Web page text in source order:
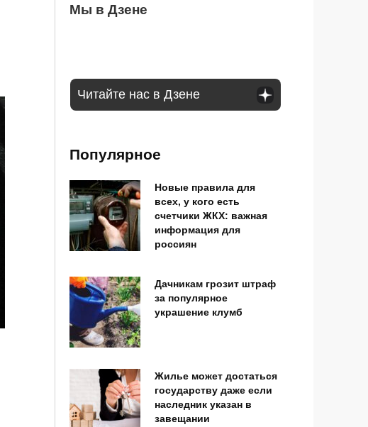
Мы в Дзене
С 1 сентября россиян будут сажать и
штрафовать за грибы: что нельзя
Сосед со скандалом требует убрать доски
Какое общение с гаишником неминуемо
Читайте нас в Дзене
Популярное
Новые правила для
всех, у кого есть
счетчики ЖКХ: важная
информация для
россиян
Дачникам грозит штраф
за популярное
украшение клумб
Жилье может достаться
государству даже если
наследник указан в
завещании